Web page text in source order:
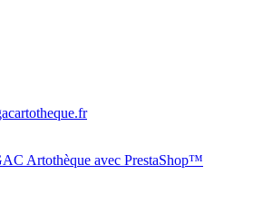
Artothèque avec PrestaShop™